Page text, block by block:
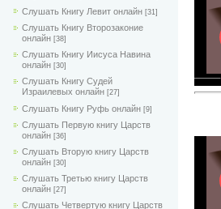
Слушать Книгу Левит онлайн [31]
Слушать Книгу Второзаконие
онлайн [38]
Слушать Книгу Иисуса Навина
онлайн [30]
Слушать Книгу Судей
Израилевых онлайн [27]
Слушать Книгу Руфь онлайн [9]
Слушать Первую книгу Царств
онлайн [36]
Слушать Вторую книгу Царств
онлайн [30]
Слушать Третью книгу Царств
онлайн [27]
Слушать Четвертую книгу Царств